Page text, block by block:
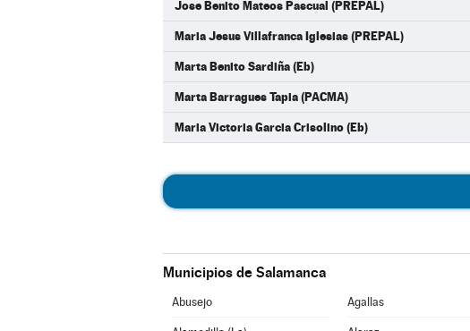
Jose Benito Mateos Pascual (PREPAL)
Maria Jesus Villafranca Iglesias (PREPAL)
Marta Benito Sardiña (Eb)
Marta Barragues Tapia (PACMA)
Maria Victoria Garcia Crisolino (Eb)
Municipios de Salamanca
Abusejo Agallas